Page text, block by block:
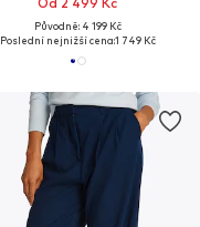
Původně: 4 199 Kč
Poslední nejnižší cena:1 749 Kč